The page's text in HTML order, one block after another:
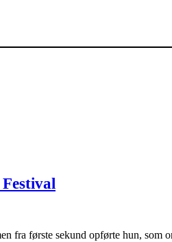
fra første sekund opførte hun, som